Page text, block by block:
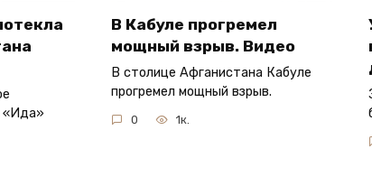
«Ида»
В Кабуле прогремел
мощный взрыв. Видео
В столице Афганистана Кабуле
прогремел мощный взрыв.
0 1к.